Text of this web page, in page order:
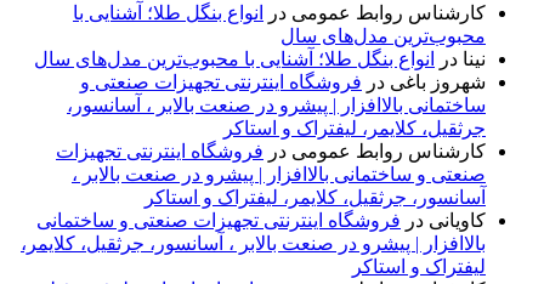
کارشناس روابط عمومی در
انواع بنگل طلا؛ آشنایی با
محبوب‌ترین مدل‌های سال
نینا در
انواع بنگل طلا؛ آشنایی با محبوب‌ترین مدل‌های سال
شهروز باغی در فروشگاه اینترنتی تجهیزات صنعتی و
ساختمانی بالاافزار | پیشرو در صنعت بالابر ، آسانسور،
جرثقیل، کلایمر، لیفتراک و استاکر
کارشناس روابط عمومی در فروشگاه اینترنتی تجهیزات
صنعتی و ساختمانی بالاافزار | پیشرو در صنعت بالابر ،
آسانسور، جرثقیل، کلایمر، لیفتراک و استاکر
کاویانی در فروشگاه اینترنتی تجهیزات صنعتی و ساختمانی
بالاافزار | پیشرو در صنعت بالابر ، آسانسور، جرثقیل، کلایمر،
لیفتراک و استاکر